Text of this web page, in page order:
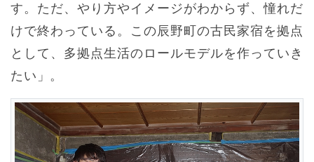
す。ただ、やり方やイメージがわからず、憧れだ
けで終わっている。この辰野町の古民家宿を拠点
として、多拠点生活のロールモデルを作っていき
たい」。